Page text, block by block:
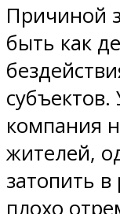
Причиной
быть как
компания
жителей,
затопить
плохо